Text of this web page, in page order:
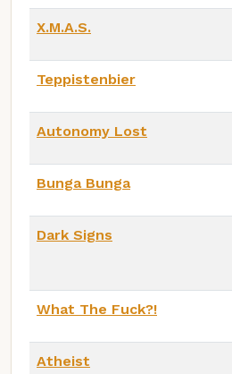
X.M.A.S.
Teppistenbier
Autonomy Lost
Bunga Bunga
Dark Signs
What The Fuck?!
Atheist